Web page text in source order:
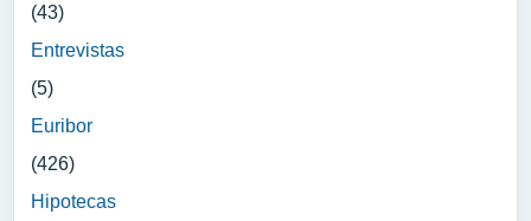
(43)
Entrevistas
(5)
Euribor
(426)
Hipotecas